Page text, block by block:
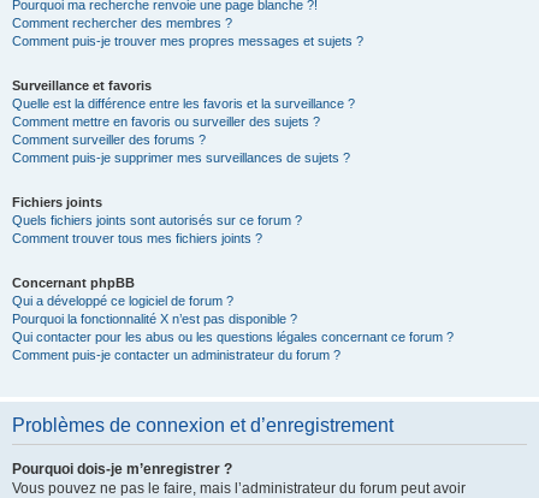
Pourquoi ma recherche renvoie une page blanche ?!
Comment rechercher des membres ?
Comment puis-je trouver mes propres messages et sujets ?
Surveillance et favoris
Quelle est la différence entre les favoris et la surveillance ?
Comment mettre en favoris ou surveiller des sujets ?
Comment surveiller des forums ?
Comment puis-je supprimer mes surveillances de sujets ?
Fichiers joints
Quels fichiers joints sont autorisés sur ce forum ?
Comment trouver tous mes fichiers joints ?
Concernant phpBB
Qui a développé ce logiciel de forum ?
Pourquoi la fonctionnalité X n’est pas disponible ?
Qui contacter pour les abus ou les questions légales concernant ce forum ?
Comment puis-je contacter un administrateur du forum ?
Problèmes de connexion et d’enregistrement
Pourquoi dois-je m’enregistrer ?
Vous pouvez ne pas le faire, mais l’administrateur du forum peut avoir